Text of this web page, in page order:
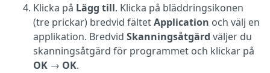
Klicka på Lägg till. Klicka på bläddringsikonen
(tre prickar) bredvid fältetApplication och välj en
applikation. Bredvid Skanningsåtgärd väljer du
skanningsåtgärd för programmet och klickar på
OK → OK.